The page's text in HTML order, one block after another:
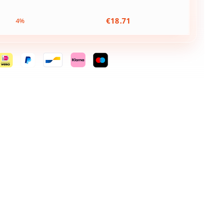
4% €18.71